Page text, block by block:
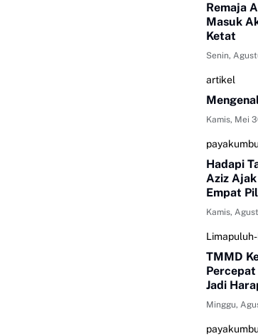
Remaja
Masuk
Ketat
Senin,
artikel
Kamis, Mei
Hadapi
Aziz
Empat
Kamis,
TMMD
Percepat
Jadi
Minggu,